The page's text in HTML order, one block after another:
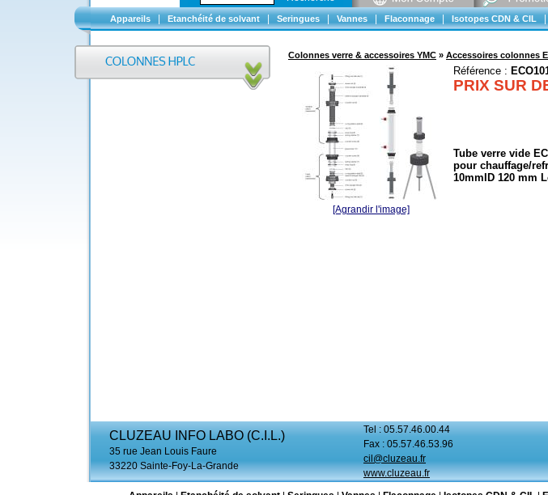
Appareils Etanchéité de solvant Seringues Vannes Flaconnage Isotopes CDN & CIL
Colonnes verre & accessoires YMC » Accessoires colonnes
[Agrandir l'image]
Référence :
PRIX SUR
Tube verre vide
pour chauffage/
10mmID 120 mm
CLUZEAU INFO LABO (C.I.L.)
35 rue Jean Louis Faure
33220 Sainte-Foy-La-Grande
Tel : 05.57.46.00.44
Fax : 05.57.46.53.96
cil@cluzeau.fr
www.cluzeau.fr